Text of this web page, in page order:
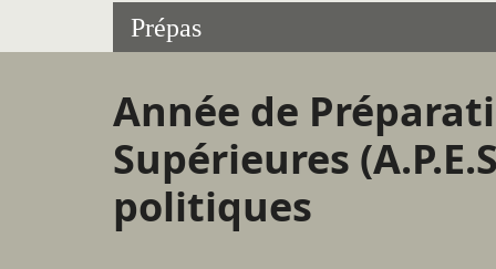
Prépas
Année de
Supérieures
politiques